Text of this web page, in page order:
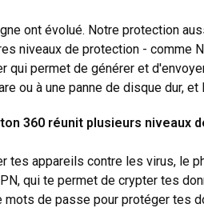
ont évolué. Notre protection
niveaux de protection - comme
qui permet de générer et
ou à une panne de disque dur,
360 réunit plusieurs
tes appareils contre les virus, le
qui te permet de crypter tes
mots de passe pour protéger tes